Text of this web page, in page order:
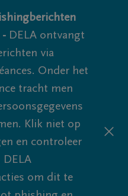
- DELA ontvangt
via
Onder het
tracht men
Klik niet op
en controleer
om dit te